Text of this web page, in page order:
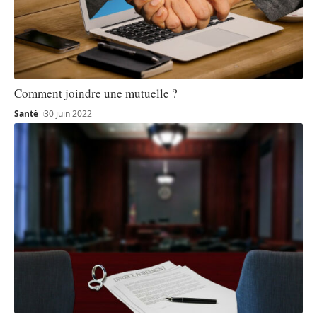
Comment joindre une mutuelle ?
Santé 30 juin 2022